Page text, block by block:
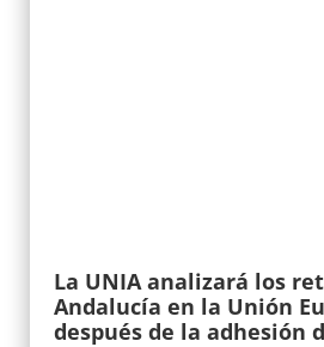
La UNIA analizará los
Andalucía en la Unión
después de la adhesión